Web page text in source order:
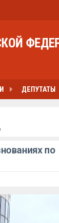
ДЕПУТАТЫ
по